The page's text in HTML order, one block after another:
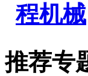
程机械
推荐专